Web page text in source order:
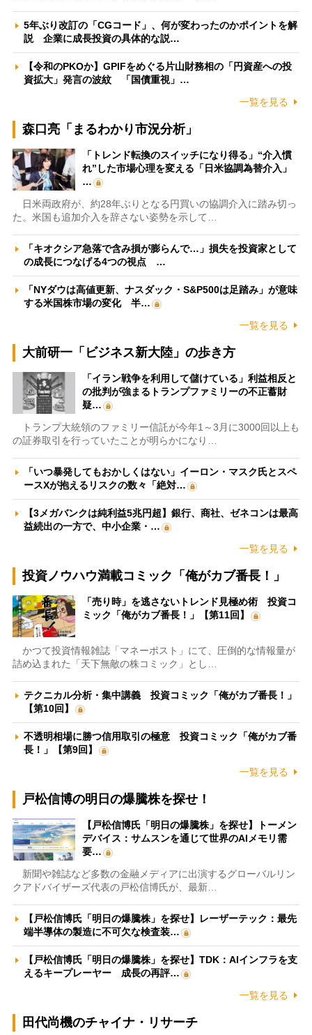
5年ぶり改訂の「CGコード」、何が変わったのかポイントを解
説 企業に成長投資の具体的な説…
【令和のPKOか】GPIFをめぐる片山財務相の「円資産への投
資拡大」発言の波紋 「国債重視」…
一覧を見る
森口亮「まるわかり市況分析」
「トレンド転換のスイッチになり得る」“介入慣
れ”した市場心理を変える「日米協調為替介入」
…
日米両政府が、約28年ぶりとなる円買いの協調介入に踏み切っ
た。米国も追加介入を辞さない姿勢を示して…
「キオクシア急落で含み損が膨らんで…」損失を投資家として
の成長につなげる4つの視点 …
「NYダウは高値更新、ナスダック・S&P500は足踏み」が意味
する米国株市場の変化 半…
一覧を見る
大前研一「ビジネス新大陸」の歩き方
「イラン戦争を利用して儲けている」利益相反と
の批判が強まるトランプファミリーの不正蓄財
疑…
トランプ大統領のファミリー信託が今年1～3月に3000回以上も
の証券取引を行っていたことが明らかになり…
「いつ暴発してもおかしくはない」イーロン・マスク氏とスペ
ースXが抱えるリスクの数々「絶対…
【3メガバンクは純利益5兆円超】銀行、商社、ゼネコンは最高
益続出の一方で、中小企業・…
一覧を見る
投資ノウハウ満載コミック「俺がカブ番長！」
「売り時」を逃さないトレンド見極め術 投資コ
ミック「俺がカブ番長！」【第11回】
かつて投資情報雑誌「マネーポスト」にて、圧倒的な情報量が
詰め込まれた「天下無敵の株コミック」とし…
テクニカル分析・集中講義 投資コミック「俺がカブ番長！」
【第10回】
不透明相場に勝つ信用取引の極意 投資コミック「俺がカブ番
長！」【第9回】
一覧を見る
戸松信博の明日の爆騰株を探せ！
【戸松信博氏「明日の爆騰株」を探せ】トーメン
デバイス：サムスンを通じて世界のAIメモリ需
要…
新聞や雑誌など多数の金融メディアに出演するグローバルリン
クアドバイザーズ代表の戸松信博氏が、最新…
【戸松信博氏「明日の爆騰株」を探せ】レーザーテック：最先
端半導体の製造に不可欠な検査装…
【戸松信博氏「明日の爆騰株」を探せ】TDK：AIインフラを支
えるキープレーヤー 成長の再評…
一覧を見る
田代尚機のチャイナ・リサーチ